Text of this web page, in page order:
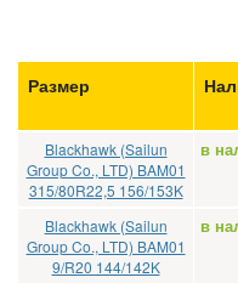
Размер
Blackhawk (Sailun
Group Co., LTD) BAM01
315/80R22,5 156/153K
в
Blackhawk (Sailun
Group Co., LTD) BAM01
9/R20 144/142K
в